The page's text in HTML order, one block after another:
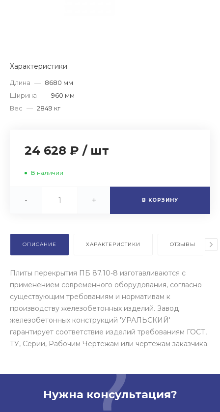
Характеристики
Длина — 8680 мм
Ширина — 960 мм
Вес — 2849 кг
24 628 ₽ / шт
В наличии
- + В КОРЗИНУ
ОПИСАНИЕ ХАРАКТЕРИСТИКИ ОТЗЫВЫ
Плиты перекрытия ПБ 87.10-8 изготавливаются с
применением современного оборудования, согласно
существующим требованиям и нормативам к
производству железобетонных изделий. Завод
железобетонных конструкций 'УРАЛЬСКИЙ'
гарантирует соответствие изделий требованиям ГОСТ,
ТУ, Серии, Рабочим Чертежам или чертежам заказчика.
Нужна консультация?